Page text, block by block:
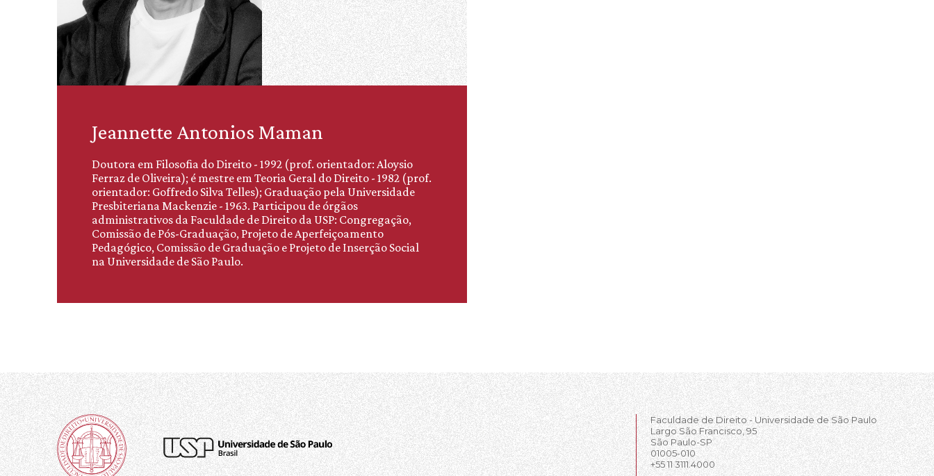
Jeannette Antonios Maman
Doutora em Filosofia do Direito - 1992 (prof. orientador: Aloysio
Ferraz de Oliveira); é mestre em Teoria Geral do Direito - 1982 (prof.
orientador: Goffredo Silva Telles); Graduação pela Universidade
Presbiteriana Mackenzie - 1963. Participou de órgãos
administrativos da Faculdade de Direito da USP: Congregação,
Comissão de Pós-Graduação, Projeto de Aperfeiçoamento
Pedagógico, Comissão de Graduação e Projeto de Inserção Social
na Universidade de São Paulo.
Faculdade de Direito - Universidade de São Paulo
Largo São Francisco, 95
São Paulo-SP
01005-010
+55 11 3111.4000